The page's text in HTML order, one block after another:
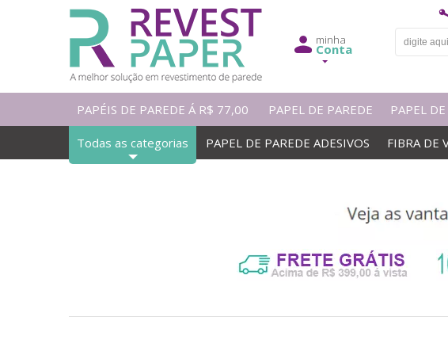
minha
Conta
PAPÉIS DE PAREDE Á R$ 77,00 PAPEL DE PAREDE PAPEL
Todas as categorias PAPEL DE PAREDE ADESIVOS FIBRA DE